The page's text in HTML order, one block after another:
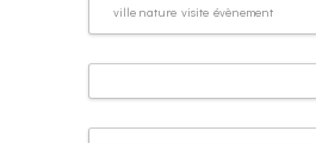
ville nature visite évènement